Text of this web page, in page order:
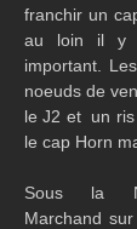
franchir un
au loin il y
important.
noeuds de
le J2 et  un
le cap Horn
Sous la
Marchand